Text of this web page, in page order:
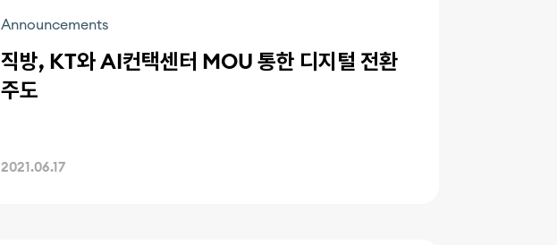
Announcements
직방, KT와 AI컨택센터 MOU 통한 디지털 전환
주도
2021.06.17